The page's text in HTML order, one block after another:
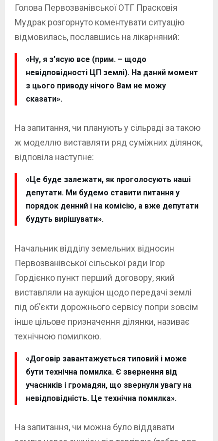
Голова Первозванівської ОТГ Прасковія
Мудрак розгорнуто коментувати ситуацію
відмовилась, пославшись на лікарняний:
«Ну, я з’ясую все (прим. – щодо
невідповідності ЦП землі). На даний момент
з цього приводу нічого Вам не можу
сказати».
На запитання, чи планують у сільраді за такою
ж моделлю виставляти ряд суміжних ділянок,
відповіла наступне:
«Це буде залежати, як проголосують наші
депутати. Ми будемо ставити питання у
порядок денний і на комісію, а вже депутати
будуть вирішувати».
Начальник відділу земельних відносин
Первозванівської сільської ради Ігор
Гордієнко пункт перший договору, який
виставляли на аукціон щодо передачі землі
під об’єкти дорожнього сервісу попри зовсім
інше цільове призначення ділянки, називає
технічною помилкою.
«Договір завантажується типовий і може
бути технічна помилка. Є звернення від
учасників і громадян, що звернули увагу на
невідповідність. Це технічна помилка».
На запитання, чи можна було віддавати